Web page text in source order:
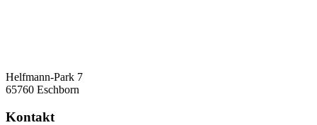
Helfmann-Park 7
65760 Eschborn
Kontakt